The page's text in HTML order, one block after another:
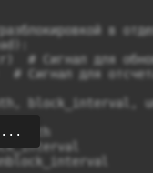
в
# Сигнал для
# Сигнал для
block_interval,